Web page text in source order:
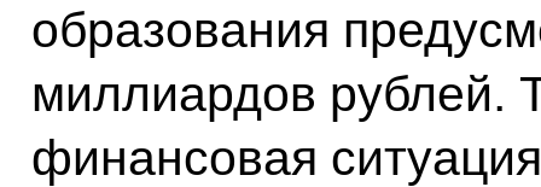
образования
миллиардов рублей.
финансовая